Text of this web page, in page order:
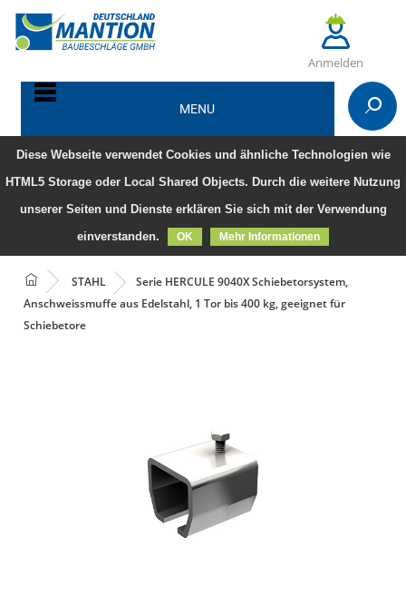
Diese Webseite verwendet Cookies und ähnliche Technologien wie
HTML5 Storage oder Local Shared Objects. Durch die weitere Nutzung
unserer Seiten und Dienste erklären Sie sich mit der Verwendung
einverstanden.
OK Mehr Informationen
Anmelden
MENU
STAHL
Serie HERCULE 9040X Schiebetorsystem,
Anschweissmuffe aus Edelstahl, 1 Tor bis 400 kg, geeignet für
Schiebetore